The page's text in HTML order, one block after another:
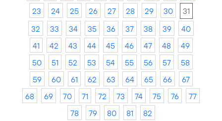
23
24 25 26 27 28 29 30
31
32
33 34 35 36 37 38 39
40
41
42 43 44 45 46 47 48
49
50
51 52 53 54 55 56 57
58
59
60 61 62 63 64 65 66
67
68
69 70 71 72 73 74 75 76
77
78
79 80 81 82